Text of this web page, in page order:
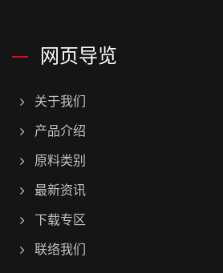
网页导览
关于我们
产品介绍
原料类别
最新资讯
下载专区
联络我们